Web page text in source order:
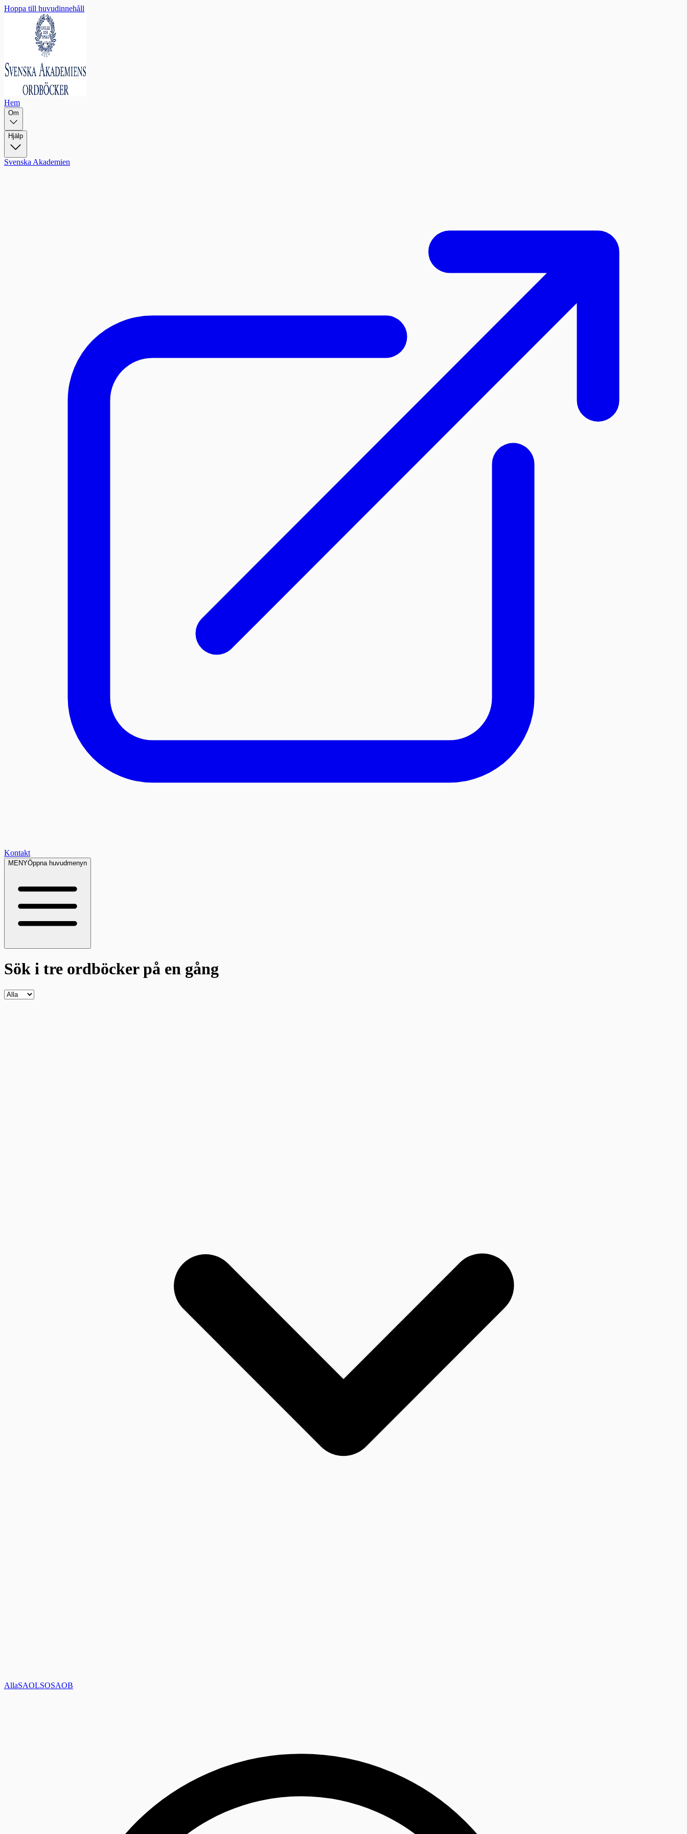
Hoppa till huvudinnehåll
Hem
Om
Hjälp
Svenska Akademien
Kontakt
MENYÖppna huvudmenyn
Sök i tre ordböckerpå en gång
AllaSAOLSOSAOB